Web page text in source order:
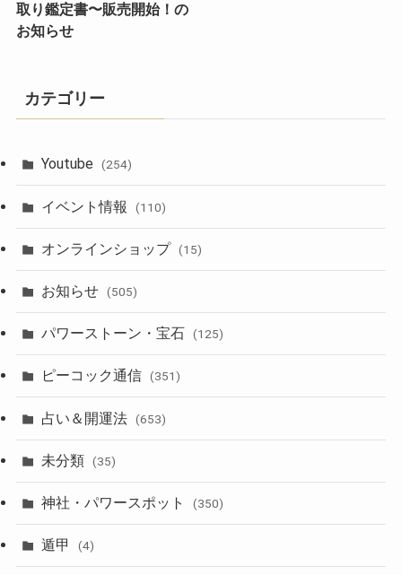
取り鑑定書〜販売開始！の
お知らせ
カテゴリー
Youtube (254)
イベント情報 (110)
オンラインショップ (15)
お知らせ (505)
パワーストーン・宝石 (125)
ピーコック通信 (351)
占い＆開運法 (653)
未分類 (35)
神社・パワースポット (350)
遁甲 (4)